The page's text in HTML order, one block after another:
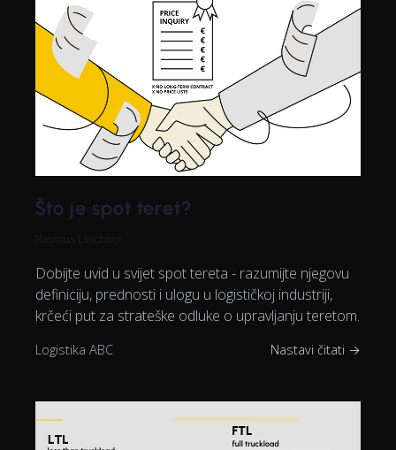
Što je spot teret?
Rasmus Leichter
Dobijte uvid u svijet spot tereta - razumijte njegovu
definiciju, prednosti i ulogu u logističkoj industriji,
krčeći put za strateške odluke o upravljanju teretom.
Logistika ABC Nastavi čitati →